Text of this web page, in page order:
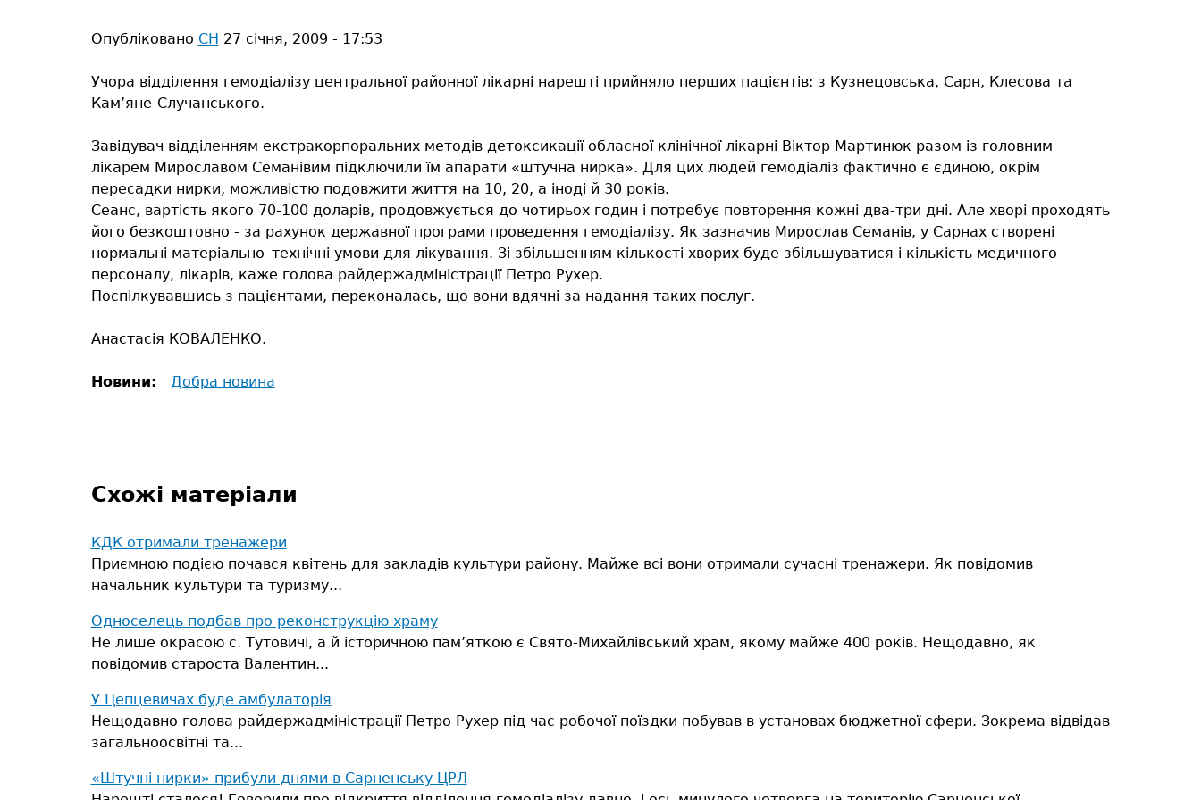
Опубліковано СН 27 січня, 2009 - 17:53
Учора відділення гемодіалізу центральної районної лікарні нарешті прийняло перших пацієнтів: з Кузнецовська, Сарн, Клесова та
Кам’яне-Случанського.
Завідувач відділенням екстракорпоральних методів детоксикації обласної клінічної лікарні Віктор Мартинюк разом із головним
лікарем Мирославом Семанівим підключили їм апарати «штучна нирка». Для цих людей гемодіаліз фактично є єдиною, окрім
пересадки нирки, можливістю подовжити життя на 10, 20, а іноді й 30 років.
Сеанс, вартість якого 70-100 доларів, продовжується до чотирьох годин і потребує повторення кожні два-три дні. Але хворі проходять
його безкоштовно - за рахунок державної програми проведення гемодіалізу. Як зазначив Мирослав Семанів, у Сарнах створені
нормальні матеріально–технічні умови для лікування. Зі збільшенням кількості хворих буде збільшуватися і кількість медичного
персоналу, лікарів, каже голова райдержадміністрації Петро Рухер.
Поспілкувавшись з пацієнтами, переконалась, що вони вдячні за надання таких послуг.
Анастасія КОВАЛЕНКО.
Новини: Добра новина
Схожі матеріали
КДК отримали тренажери
Приємною подією почався квітень для закладів культури району. Майже всі вони отримали сучасні тренажери. Як повідомив
начальник культури та туризму...
Односелець подбав про реконструкцію храму
Не лише окрасою с. Тутовичі, а й історичною пам’яткою є Свято-Михайлівський храм, якому майже 400 років. Нещодавно, як
повідомив староста Валентин...
У Цепцевичах буде амбулаторія
Нещодавно голова райдержадміністрації Петро Рухер під час робочої поїздки побував в установах бюджетної сфери. Зокрема відвідав
загальноосвітні та...
«Штучні нирки» прибули днями в Сарненську ЦРЛ